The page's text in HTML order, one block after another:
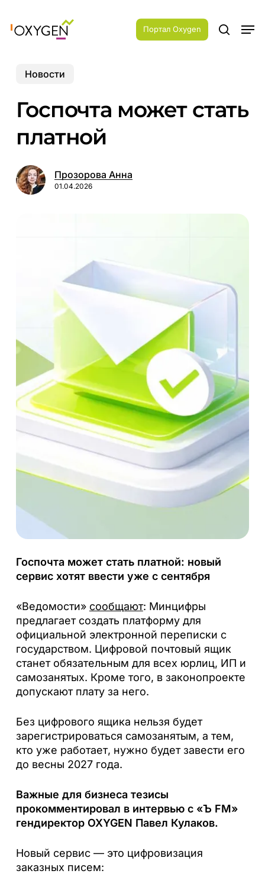
main
Портал Oxygen search
Новости
Госпочта может стать
платной
Прозорова Анна
01.04.2026
Госпочта может стать платной: новый
сервис хотят ввести уже с сентября
«Ведомости» сообщают: Минцифры
предлагает создать платформу для
официальной электронной переписки с
государством. Цифровой почтовый ящик
станет обязательным для всех юрлиц, ИП и
самозанятых. Кроме того, в законопроекте
допускают плату за него.
Без цифрового ящика нельзя будет
зарегистрироваться самозанятым, а тем,
кто уже работает, нужно будет завести его
до весны 2027 года.
Важные для бизнеса тезисы
прокомментировал в интервью с «Ъ FM»
гендиректор OXYGEN Павел Кулаков.
Новый сервис — это цифровизация
заказных писем: